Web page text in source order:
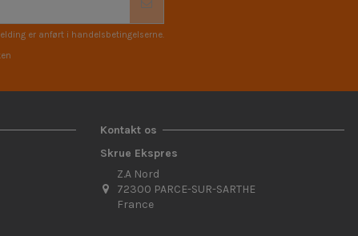
er anført i handelsbetingelserne.
Kontakt os
Skrue Ekspres
Z.A Nord
72300 PARCE-SUR-SARTHE
France